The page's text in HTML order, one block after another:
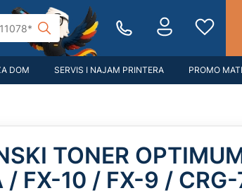
DOM SERVIS I NAJAM PRINTERA PROMO
TONER
/ FX-10 / FX-9 /